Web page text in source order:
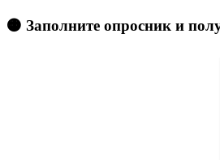
🟠 Заполните опросник и